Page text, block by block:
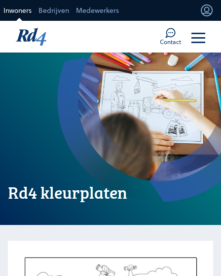
Inwoners Bedrijven Medewerkers
Contact
Rd4 kleurplaten